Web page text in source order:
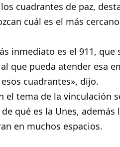
cuadrantes de paz,
cuál es el más
inmediato es el 911, que
que pueda atender esa
cuadrantes», dijo.
el tema de la vinculación
qué es la Unes, además
en muchos espacios.